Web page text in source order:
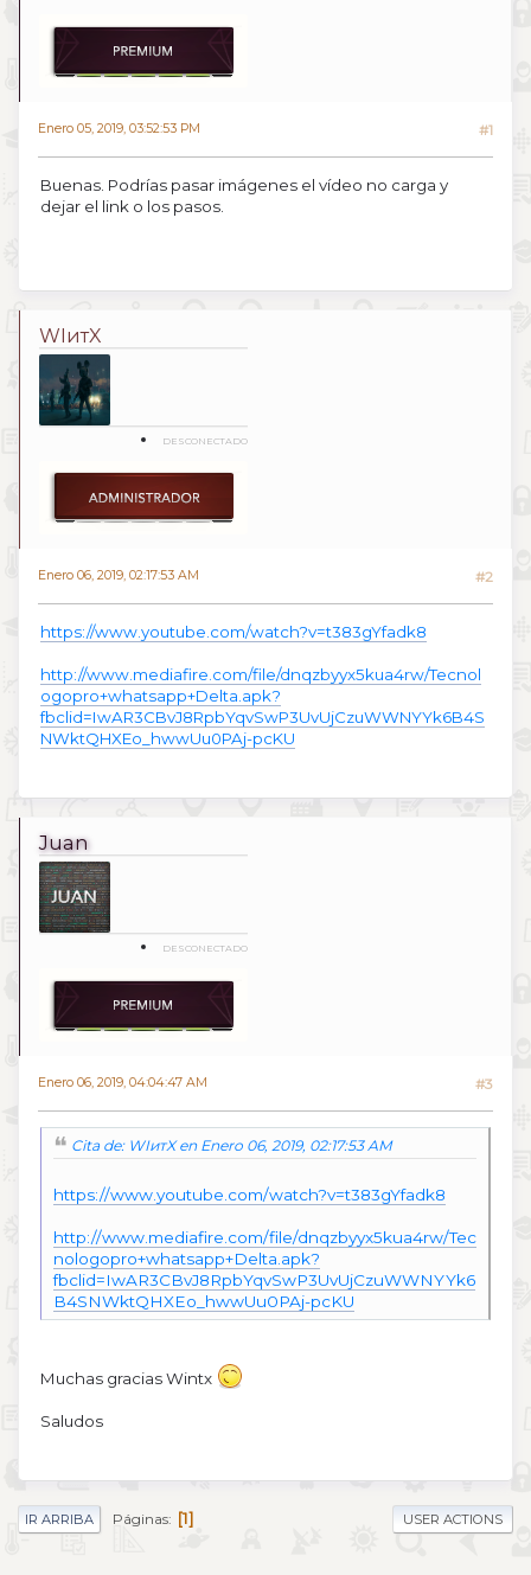
Enero 05, 2019, 03:52:53 PM #1
Buenas. Podrías pasar imágenes el vídeo no carga y
dejar el link o los pasos.
WIитX
DESCONECTADO
Enero 06, 2019, 02:17:53 AM #2
https://www.youtube.com/watch?v=t383gYfadk8
http://www.mediafire.com/file/dnqzbyyx5kua4rw/Tecnol
ogopro+whatsapp+Delta.apk?
fbclid=IwAR3CBvJ8RpbYqvSwP3UvUjCzuWWNYYk6B4S
NWktQHXEo_hwwUu0PAj-pcKU
Juan
DESCONECTADO
Enero 06, 2019, 04:04:47 AM #3
Cita de: WIитX en Enero 06, 2019, 02:17:53 AM
https://www.youtube.com/watch?v=t383gYfadk8
http://www.mediafire.com/file/dnqzbyyx5kua4rw/Tec
nologopro+whatsapp+Delta.apk?
fbclid=IwAR3CBvJ8RpbYqvSwP3UvUjCzuWWNYYk6
B4SNWktQHXEo_hwwUu0PAj-pcKU
Muchas gracias Wintx
Saludos
IR ARRIBA Páginas 1 USER ACTIONS